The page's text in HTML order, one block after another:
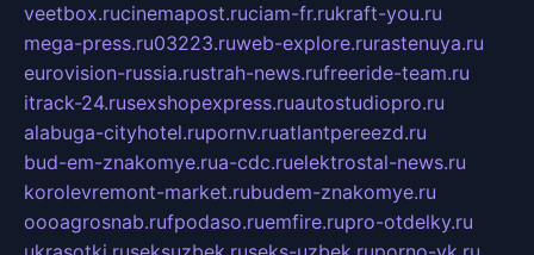
veetbox.rucinemapost.ruciam-fr.rukraft-you.ru
mega-press.ru03223.ruweb-explore.rurastenuya.ru
eurovision-russia.rustrah-news.rufreeride-team.ru
itrack-24.rusexshopexpress.ruautostudiopro.ru
alabuga-cityhotel.rupornv.ruatlantpereezd.ru
bud-em-znakomye.rua-cdc.ruelektrostal-news.ru
korolevremont-market.rubudem-znakomye.ru
oooagrosnab.rufpodaso.ruemfire.rupro-otdelky.ru